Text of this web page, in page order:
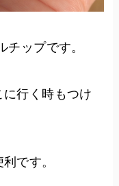
ップです。
行く時もつけ
です。